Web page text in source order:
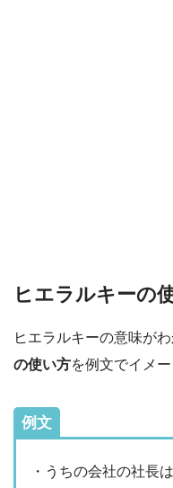
ヒエラルキーの
ヒエラルキーの意味が
の使い方を例文でイメ
例文
・うちの会社の社長